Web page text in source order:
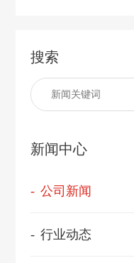
搜索
新闻中心
公司新闻
行业动态